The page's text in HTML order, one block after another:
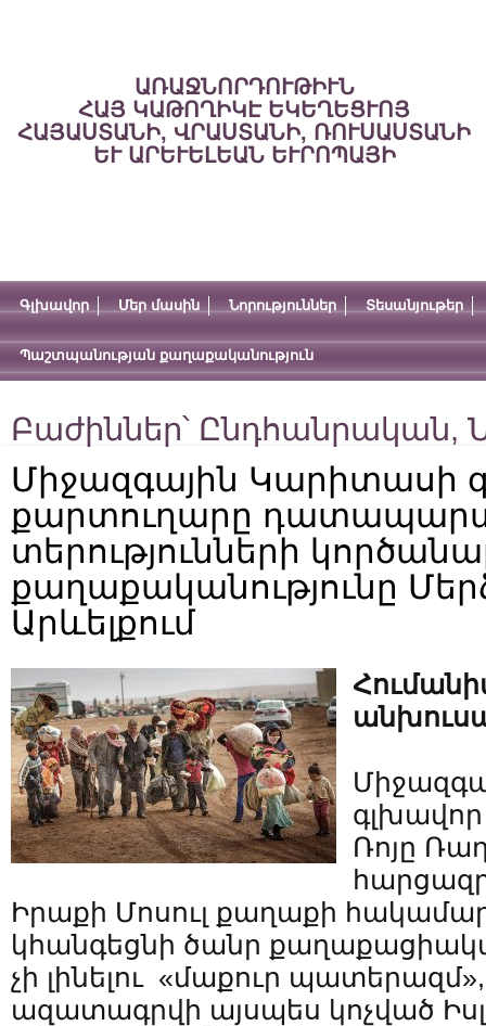
ԱՌԱՋՆՈՐԴՈՒԹԻՒՆ
ՀԱՅ ԿԱԹՈՂԻԿԷ ԵԿԵՂԵՑՒՈՅ
ՀԱՅԱՍՏԱՆԻ, ՎՐԱՍՏԱՆԻ, ՌՈՒՍԱՍՏԱՆԻ
ԵՒ ԱՐԵՒԵԼԵԱՆ ԵՒՐՈՊԱՅԻ
Գլխավոր Մեր մասին Նորություններ Տեսանյութեր
Պաշտպանության քաղաքականություն
Բաժիններ՝ Ընդհանրական,
Միջազգային Կարիտասի
քարտուղարը
տերությունների
քաղաքականությունը
Արևելքում
Ռոյը
Իրաքի Մոսուլ քաղաքի
կհանգեցնի ծանր
չի լինելու «մաքուր
ազատագրվի այսպես կոչված